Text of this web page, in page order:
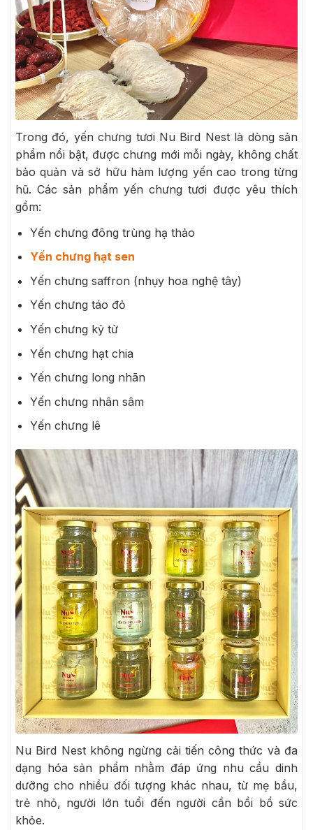
Trong đó, yến chưng tươi Nu Bird Nest là dòng sản
phẩm nổi bật, được chưng mới mỗi ngày, không chất
bảo quản và sở hữu hàm lượng yến cao trong từng
hũ. Các sản phẩm yến chưng tươi được yêu thích
gồm:
Yến chưng đông trùng hạ thảo
Yến chưng hạt sen
Yến chưng saffron (nhụy hoa nghệ tây)
Yến chưng táo đỏ
Yến chưng kỷ tử
Yến chưng hạt chia
Yến chưng long nhãn
Yến chưng nhân sâm
Yến chưng lê
Nu Bird Nest không ngừng cải tiến công thức và đa
dạng hóa sản phẩm nhằm đáp ứng nhu cầu dinh
dưỡng cho nhiều đối tượng khác nhau, từ mẹ bầu,
trẻ nhỏ, người lớn tuổi đến người cần bồi bổ sức
khỏe.